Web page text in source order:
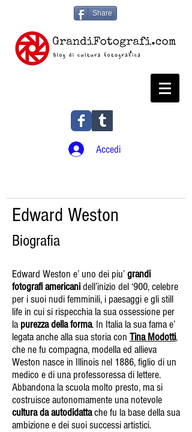
Share
Accedi
Edward Weston
Biografia
Edward Weston e’ uno dei piu’grandi
fotografi americanidell’inizio del ‘900, celebre
per i suoi nudi femminili, i paesaggi e gli still
life in cui si rispecchia la sua ossessione per
la purezza della forma. In Italia la sua fama e’
legata anche alla sua storia con Tina Modotti,
che ne fu compagna, modella ed allieva
Weston nasce in Illinois nel 1886, figlio di un
medico e di una professoressa di lettere.
Abbandona la scuola molto presto, ma si
costruisce autonomamente una notevole
cultura da autodidattache fu la base della sua
ambizione e dei suoi successi artistici.